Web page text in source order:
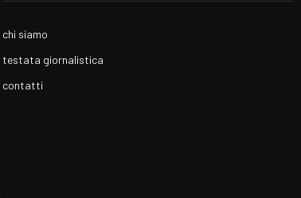
chi siamo
testata giornalistica
contatti